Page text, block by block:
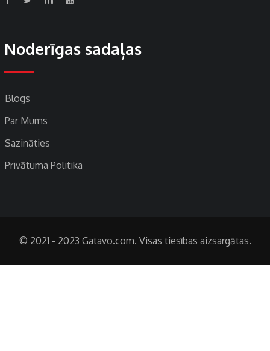
Noderīgas sadaļas
Blogs
Par Mums
Sazināties
Privātuma Politika
© 2021 - 2023 Gatavo.com. Visas tiesības aizsargātas.